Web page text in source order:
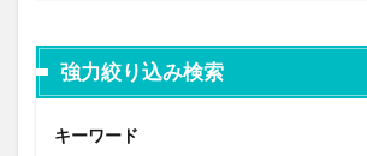
強力絞り込み検索
キーワード